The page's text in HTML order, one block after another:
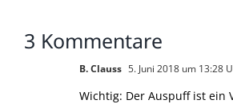
3 Kommentare
B. Clauss 5. Juni 2018 um 13:28
Wichtig: Der Auspuff ist ein